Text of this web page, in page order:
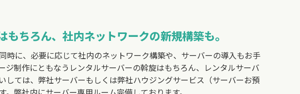
もちろん、社内ネットワークの新規構築も。
時に、必要に応じて社内のネットワーク構築や、サーバーの導入もお手
ジ制作にともなうレンタルサーバーの斡旋はもちろん、レンタルサーバ
しては、弊社サーバーもしくは弊社ハウジングサービス（サーバーお預